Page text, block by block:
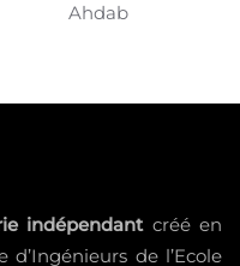
Ahdab
indépendantcréé en
d’Ingénieurs de l’Ecole